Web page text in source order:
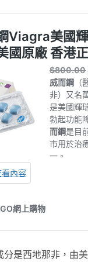
分是西地那非，由